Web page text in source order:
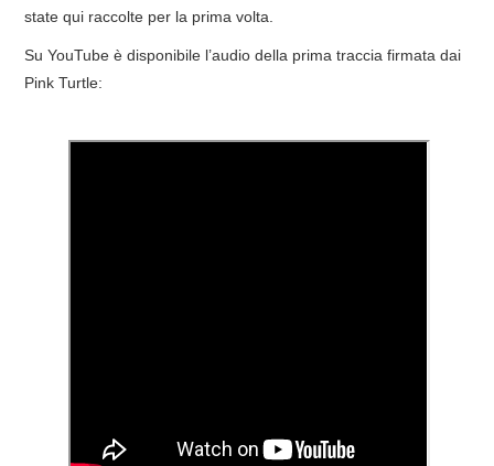
state qui raccolte per la prima volta.
Su YouTube è disponibile l’audio della prima traccia firmata dai
Pink Turtle: